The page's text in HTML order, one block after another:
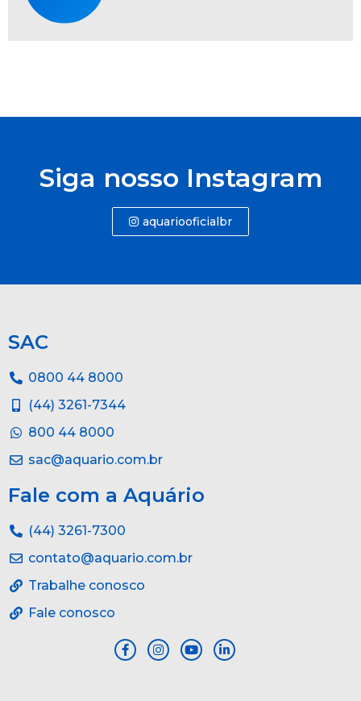
Siga nosso Instagram
aquariooficialbr
SAC
0800 44 8000
(44) 3261-7344
800 44 8000
sac@aquario.com.br
Fale com a Aquário
(44) 3261-7300
contato@aquario.com.br
Trabalhe conosco
Fale conosco